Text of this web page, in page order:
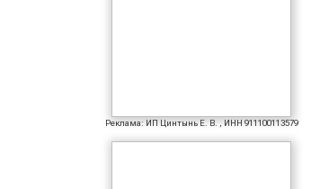
Реклама: ИП Цинтынь Е. В. , ИНН 911100113579